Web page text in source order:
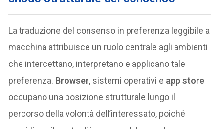
La traduzione del consenso in preferenza leggibile a
macchina attribuisce un ruolo centrale agli ambienti
che intercettano, interpretano e applicano tale
preferenza. Browser, sistemi operativi e app store
occupano una posizione strutturale lungo il
percorso della volontà dell’interessato, poiché